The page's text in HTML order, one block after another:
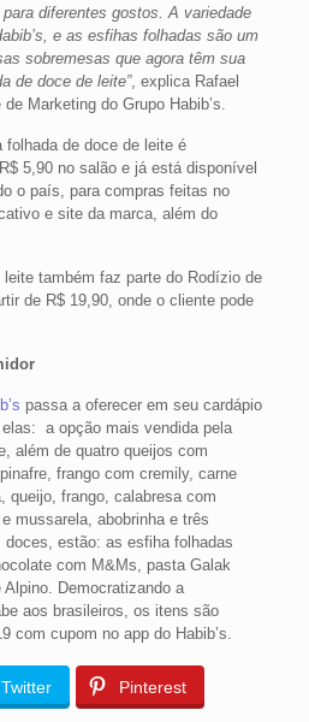
diferentes gostos. A variedade
e as esfihas folhadas são um
sobremesas que agora têm sua
de doce de leite”, explica Rafael
Marketing do Grupo Habib’s.
de doce de leite é
5,90 no salão e já está disponível
o país, para compras feitas no
e site da marca, além do
também faz parte do Rodízio de
de R$ 19,90, onde o cliente pode
passa a oferecer em seu cardápio
a opção mais vendida pela
além de quatro queijos com
frango com cremily, carne
queijo, frango, calabresa com
mussarela, abobrinha e três
estão: as esfiha folhadas
com M&Ms, pasta Galak
Democratizando a
aos brasileiros, os itens são
com cupom no app do Habib’s.
Twitter Pinterest